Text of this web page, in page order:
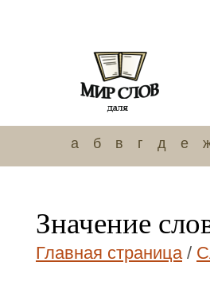
а б в г д е
Значение
Главная страница/